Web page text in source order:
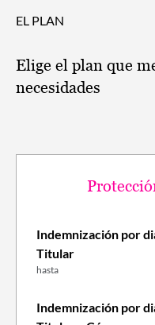
EL PLAN
Elige el plan que
necesidades
Indemnización por
Titular
hasta
Indemnización por